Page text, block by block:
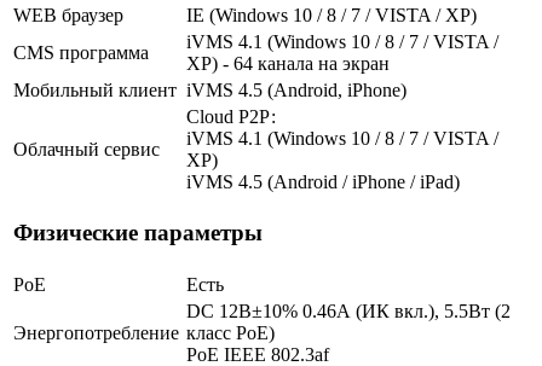
WEB браузер
IE (Windows 10 / 8 / 7 / VISTA / XP)
CMS программа
iVMS 4.1 (Windows 10 / 8 / 7 / VISTA /
XP) - 64 канала на экран
Мобильный клиент iVMS 4.5 (Android, iPhone)
Облачный сервис
Cloud Р2Р:
iVMS 4.1 (Windows 10 / 8 / 7 / VISTA /
XP)
iVMS 4.5 (Android / iPhone / iPad)
Физические параметры
PoE Есть
Энергопотребление
DC 12В±10% 0.46А (ИК вкл.), 5.5Вт (2
класс PoE)
PoE IEEE 802.3af